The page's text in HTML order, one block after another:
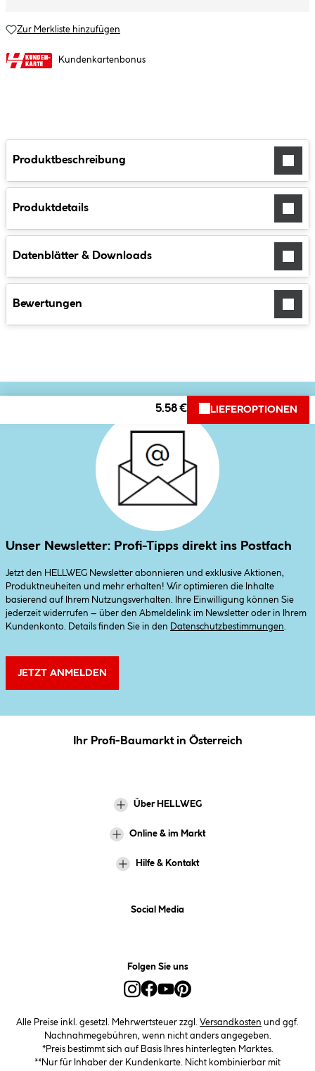
Zur Merkliste hinzufügen
Kundenkartenbonus
Produktbeschreibung
Produktdetails
Datenblätter & Downloads
Bewertungen
5.58 € LIEFEROPTIONEN
Unser Newsletter: Profi-Tipps direkt ins Postfach
Jetzt den HELLWEG Newsletter abonnieren und exklusive Aktionen,
Produktneuheiten und mehr erhalten! Wir optimieren die Inhalte
basierend auf Ihrem Nutzungsverhalten. Ihre Einwilligung können Sie
jederzeit widerrufen – über den Abmeldelink im Newsletter oder in Ihrem
Kundenkonto. Details finden Sie in den
Datenschutzbestimmungen
JETZT ANMELDEN
Ihr Profi-Baumarkt in Österreich
Über HELLWEG
Online & im Markt
Hilfe & Kontakt
Social Media
Folgen Sie uns
Alle Preise inkl. gesetzl. Mehrwertsteuer zzgl. Versandkosten und ggf.
Nachnahmegebühren, wenn nicht anders angegeben.
*Preis bestimmt sich auf Basis Ihres hinterlegten Marktes.
**Nur für Inhaber der Kundenkarte. Nicht kombinierbar mit